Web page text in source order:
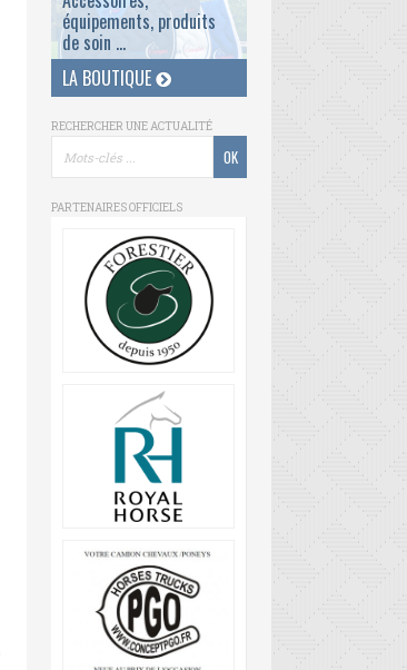
équipements, produits
de soin ...
LA BOUTIQUE
RECHERCHER UNE ACTUALITÉ
PARTENAIRES OFFICIELS